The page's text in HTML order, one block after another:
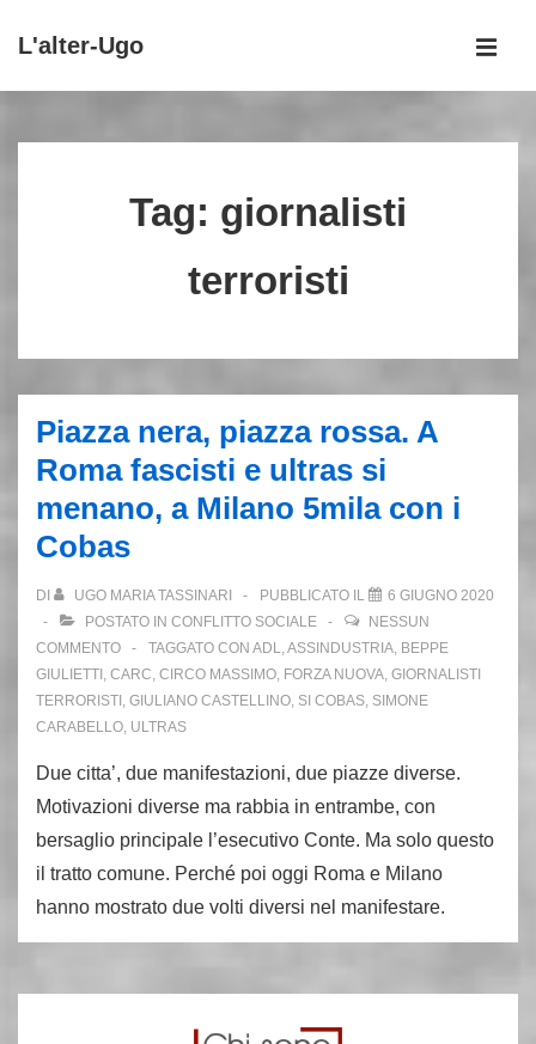
Vai
principale
L'alter-Ugo
principale
Tag: giornalisti
terroristi
Piazza nera, piazza rossa. A
Roma fascisti e ultras si
menano, a Milano 5mila con i
Cobas
DI UGO MARIA TASSINARI PUBBLICATO IL
6 GIUGNO 2020
POSTATO IN CONFLITTO SOCIALE
NESSUN
COMMENTO
TAGGATO CON ADL,ASSINDUSTRIA, BEPPE
GIULIETTI , CARC, CIRCO MASSIMO, FORZA NUOVA, GIORNALISTI
TERRORISTI , GIULIANO CASTELLINO, SI COBAS, SIMONE
CARABELLO, ULTRAS
Due citta’, due manifestazioni, due piazze diverse.
Motivazioni diverse ma rabbia in entrambe, con
bersaglio principale l’esecutivo Conte. Ma solo questo
il tratto comune. Perché poi oggi Roma e Milano
hanno mostrato due volti diversi nel manifestare.